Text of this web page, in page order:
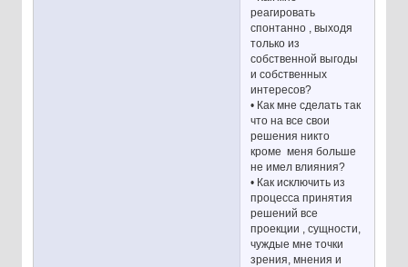
реагировать
спонтанно , выходя
только из
собственной выгоды
и собственных
интересов?
• Как мне сделать так
что на все свои
решения никто
кроме меня больше
не имел влияния?
• Как исключить из
процесса принятия
решений все
проекции , сущности,
чуждые мне точки
зрения, мнения и